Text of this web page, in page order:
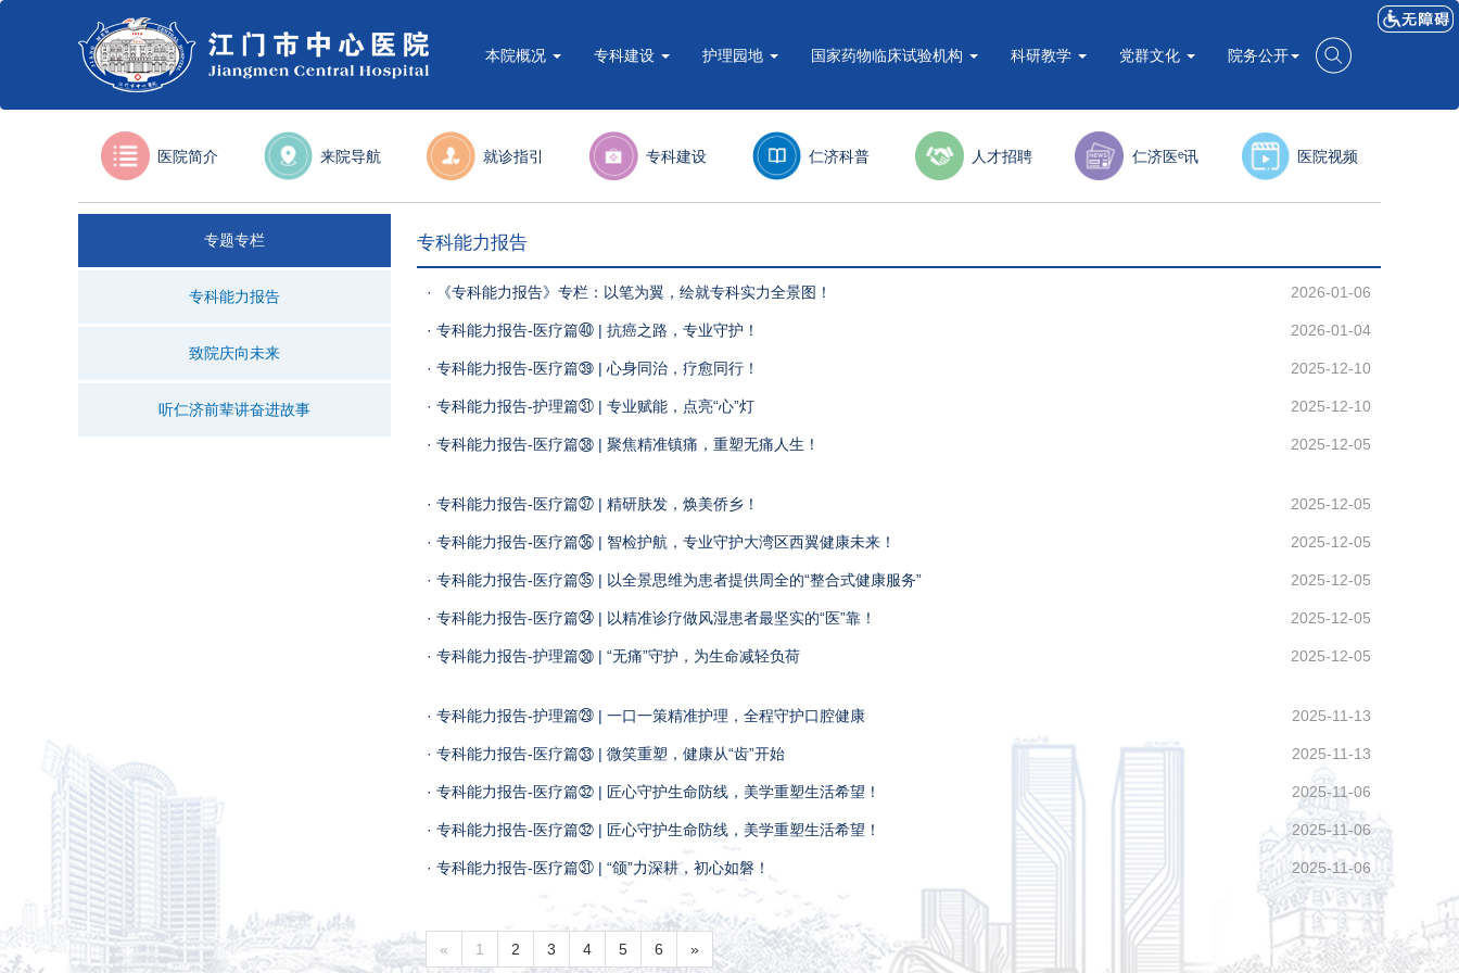
本院概况 专科建设 护理园地 国家药物临床试验机构 科研教学 党群文化 院务公开
医院简介 来院导航 就诊指引 专科建设 仁济科普 人才招聘 仁济医ᵉ讯 医院视频
专题专栏
专科能力报告
致院庆向未来
听仁济前辈讲奋进故事
专科能力报告
· 《专科能力报告》专栏：以笔为翼，绘就专科实力全景图！ 2026-01-06
· 专科能力报告-医疗篇㊵ | 抗癌之路，专业守护！ 2026-01-04
· 专科能力报告-医疗篇㊴ | 心身同治，疗愈同行！ 2025-12-10
· 专科能力报告-护理篇㉛ | 专业赋能，点亮“心”灯 2025-12-10
· 专科能力报告-医疗篇㊳ | 聚焦精准镇痛，重塑无痛人生！ 2025-12-05
· 专科能力报告-医疗篇㊲ | 精研肤发，焕美侨乡！ 2025-12-05
· 专科能力报告-医疗篇㊱ | 智检护航，专业守护大湾区西翼健康未来！ 2025-12-05
· 专科能力报告-医疗篇㉟ | 以全景思维为患者提供周全的“整合式健康服务” 2025-12-05
· 专科能力报告-医疗篇㉞ | 以精准诊疗做风湿患者最坚实的“医”靠！ 2025-12-05
· 专科能力报告-护理篇㉚ | “无痛”守护，为生命减轻负荷 2025-12-05
· 专科能力报告-护理篇㉙ | 一口一策精准护理，全程守护口腔健康 2025-11-13
· 专科能力报告-医疗篇㉝ | 微笑重塑，健康从“齿”开始 2025-11-13
· 专科能力报告-医疗篇㉜ | 匠心守护生命防线，美学重塑生活希望！ 2025-11-06
· 专科能力报告-医疗篇㉜ | 匠心守护生命防线，美学重塑生活希望！ 2025-11-06
· 专科能力报告-医疗篇㉛ | “颌”力深耕，初心如磐！ 2025-11-06
« 1 2 3 4 5 6 »